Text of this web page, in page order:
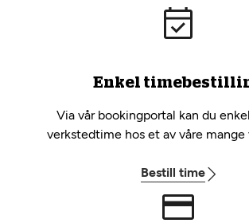
Enkel
Via vår bookingportal kan du
verkstedtime hos et av våre mange
Bestill time